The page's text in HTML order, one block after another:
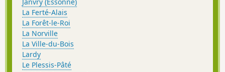
La Ferté-Alais
La Forêt-le-Roi
La Norville
La Ville-du-Bois
Lardy
Le Plessis-Pâté